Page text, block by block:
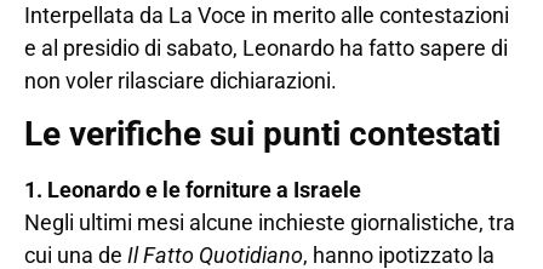
Interpellata da La Voce in merito alle contestazioni
e al presidio di sabato, Leonardo ha fatto sapere di
non voler rilasciare dichiarazioni.
Le verifiche sui punti contestati
1. Leonardo e le forniture a Israele
Negli ultimi mesi alcune inchieste giornalistiche, tra
cui una de Il Fatto Quotidiano, hanno ipotizzato la